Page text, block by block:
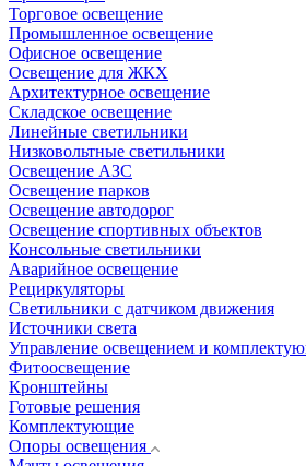
Торговое освещение
Промышленное освещение
Офисное освещение
Освещение для ЖКХ
Архитектурное освещение
Складское освещение
Линейные светильники
Низковольтные светильники
Освещение АЗС
Освещение парков
Освещение автодорог
Освещение спортивных объектов
Консольные светильники
Аварийное освещение
Рециркуляторы
Светильники с датчиком движения
Источники света
Управление освещением и
Фитоосвещение
Кронштейны
Готовые решения
Комплектующие
Опоры освещения